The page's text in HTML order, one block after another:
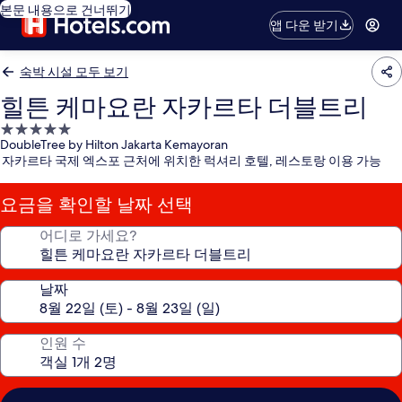
본문 내용으로 건너뛰기
앱 다운 받기
숙박 시설 모두 보기
힐튼 케마요란 자카르타 더블트리
5.0
성
급
숙
박
시
DoubleTree by Hilton Jakarta Kemayoran
자카르타 국제 엑스포 근처에 위치한 럭셔리 호텔, 레스토랑 이용 가능
요금을 확인할 날짜 선택
어디로 가세요?
날짜
인원 수